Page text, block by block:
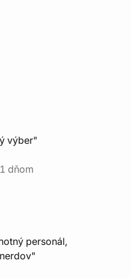
výber"
dňom
personál,